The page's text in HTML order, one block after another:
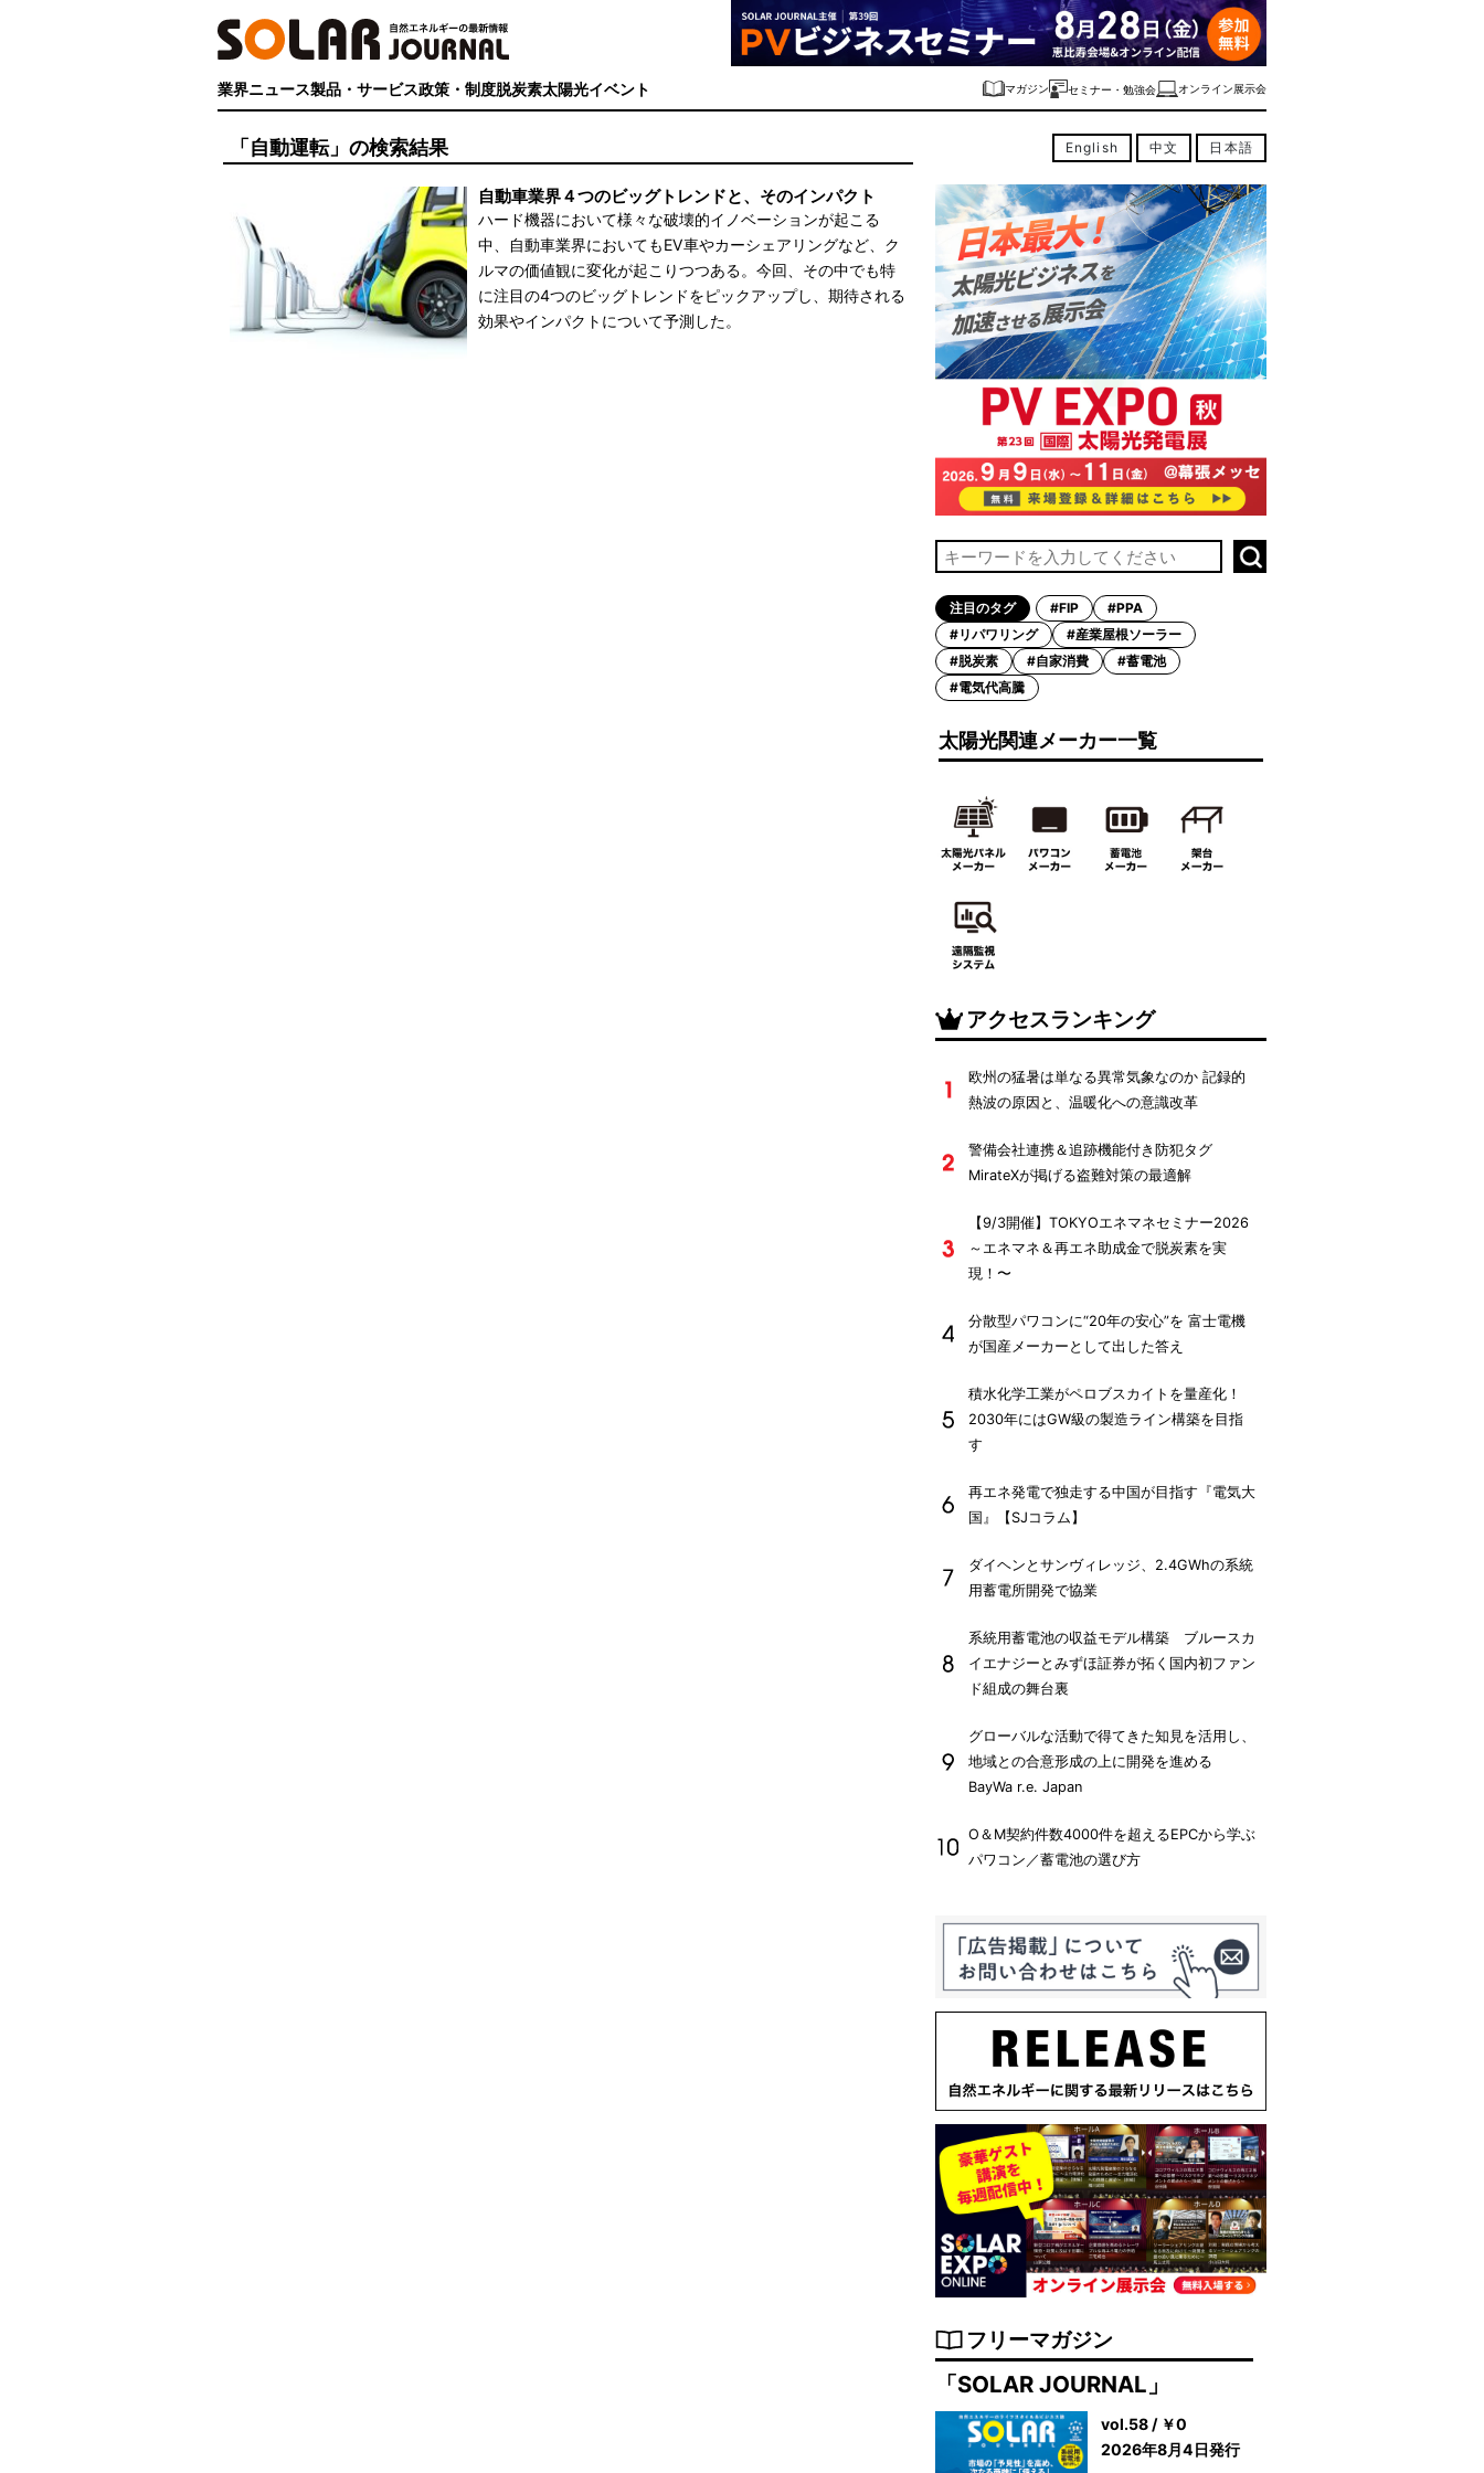
業界ニュース製品・サービス政策・制度脱炭素太陽光イベント マガジン セミナー・勉強会 オンライン展示会
「自動運転」の検索結果
ハード機器において様々な破壊的イノベーションが起こる
中、自動車業界においてもEV車やカーシェアリングなど、ク
ルマの価値観に変化が起こりつつある。今回、その中でも特
に注目の4つのビッグトレンドをピックアップし、期待される
効果やインパクトについて予測した。
自動車業界４つのビッグトレンドと、そのインパクト
English 中文 日本語
注目のタグ #FIP
#PPA
#リパワリング
#産業屋根ソーラー
#脱炭素
#自家消費
#蓄電池
#電気代高騰
太陽光関連メーカー一覧
アクセスランキング
欧州の猛暑は単なる異常気象なのか 記録的
熱波の原因と、温暖化への意識改革
警備会社連携＆追跡機能付き防犯タグ
MirateXが掲げる盗難対策の最適解
【9/3開催】TOKYOエネマネセミナー2026
～エネマネ＆再エネ助成金で脱炭素を実
現！〜
分散型パワコンに“20年の安心”を 富士電機
が国産メーカーとして出した答え
積水化学工業がペロブスカイトを量産化！
2030年にはGW級の製造ライン構築を目指
す
再エネ発電で独走する中国が目指す『電気大
国』【SJコラム】
ダイヘンとサンヴィレッジ、2.4GWhの系統
用蓄電所開発で協業
系統用蓄電池の収益モデル構築 ブルースカ
イエナジーとみずほ証券が拓く国内初ファン
ド組成の舞台裏
グローバルな活動で得てきた知見を活用し、
地域との合意形成の上に開発を進める
BayWa r.e. Japan
O＆M契約件数4000件を超えるEPCから学ぶ
パワコン／蓄電池の選び方
フリーマガジン
「SOLAR JOURNAL」
vol.58 / ￥0
2026年8月4日発行